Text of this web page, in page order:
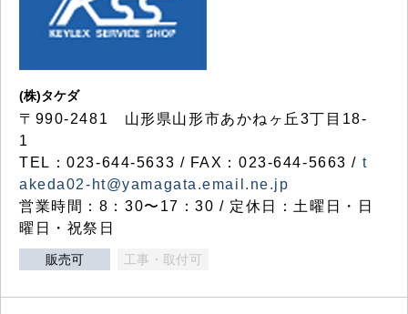
(株)タケダ
〒990-2481 山形県山形市あかねヶ丘3丁目18-
1
TEL：023-644-5633 / FAX：023-644-5663 / t
akeda02-ht@yamagata.email.ne.jp
営業時間：8：30〜17：30 / 定休日：土曜日・日
曜日・祝祭日
販売可 工事・取付可